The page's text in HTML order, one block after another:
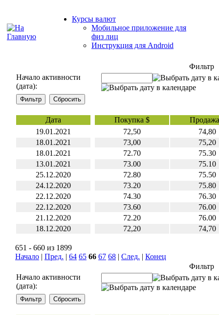
Курсы валют
Мобильное приложение для
физ лиц
Инструкция для Android
Фильтр
Начало активности
(дата):
Дата Покупка $
19.01.2021
72,50
74,80
18.01.2021
73,00
75,20
18.01.2021
72.70
75.30
13.01.2021
73.00
75.10
25.12.2020
72.80
75.50
24.12.2020
73.20
75.80
22.12.2020
74.30
76.30
22.12.2020
73.60
76.00
21.12.2020
72.20
76.00
18.12.2020
72,20 74,70
651 - 660 из 1899
Начало | Пред. | 64 65 66 67 68 | След. | Конец
Фильтр
Начало активности
(дата):